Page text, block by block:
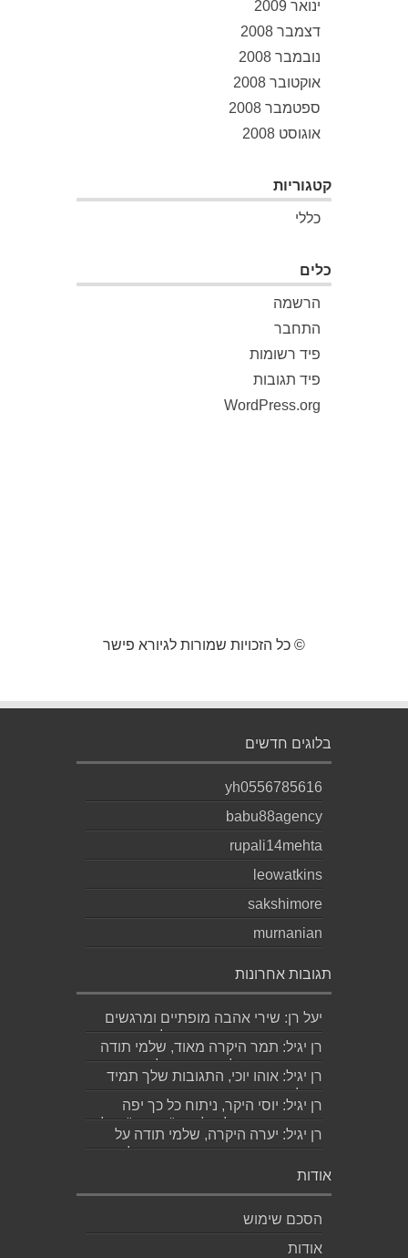
ינואר 2009
דצמבר 2008
נובמבר 2008
אוקטובר 2008
ספטמבר 2008
אוגוסט 2008
קטגוריות
כללי
כלים
הרשמה
התחבר
פיד רשומות
פיד תגובות
WordPress.org
© כל הזכויות שמורות לגיורא פישר
בלוגים חדשים
yh0556785616
babu88agency
rupali14mehta
leowatkins
sakshimore
murnanian
תגובות אחרונות
יעל רן: שירי אהבה מופתיים ומרגשים
עד מאוד כפי שרק גד יודע לכתוב
תודה...
רן יגיל: תמר היקרה מאוד, שלמי תודה
ואמסור כמובן לגד. שבת שלום...
רן יגיל: אוהו יוכי, התגובות שלך תמיד
מאלפות בינה והן יצירה בפני עצמה....
רן יגיל: יוסי היקר, ניתוח כל כך יפה
ומדויק, ממש קולע, לשיר "השקה". של...
רן יגיל: יערה היקרה, שלמי תודה על
התגובה האישית והיפה. אמסור לגדי....
אודות
הסכם שימוש
אודות